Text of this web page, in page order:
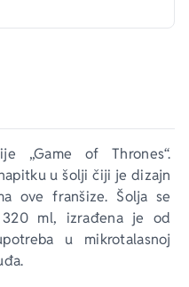
„Game of Thrones“.
u šolji čiji je dizajn
ove franšize. Šolja se
ml, izrađena je od
u mikrotalasnoj